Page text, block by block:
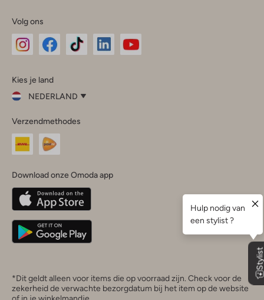
Volg ons
InstagramFacebook
Kies je land
NEDERLAND
je
land
Nederland
Belgique(Français)
Deutschland
Verzendmethodes
Download onze Omoda app
*Dit geldt alleen voor items die op voorraad zijn. Check voor de
zekerheid de verwachte bezorgdatum bij het item op de website